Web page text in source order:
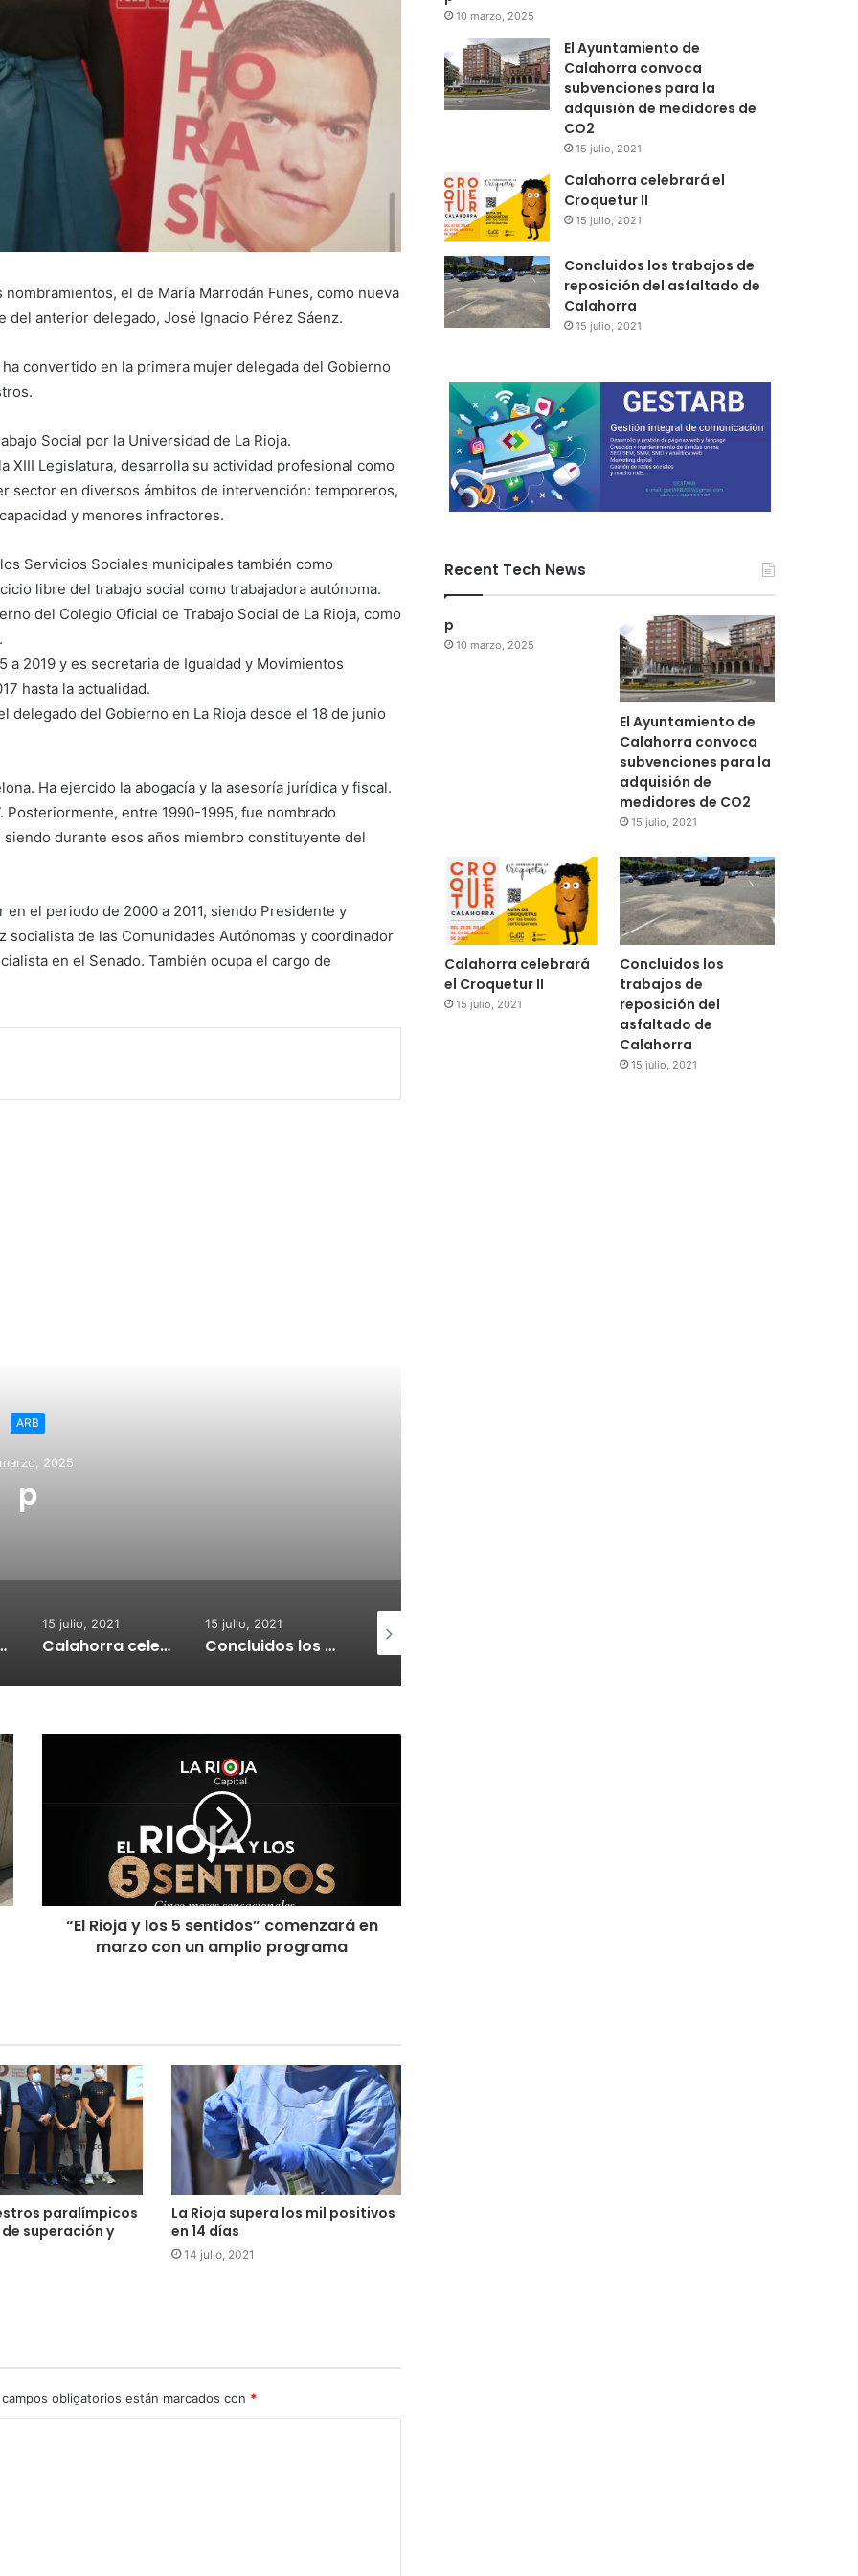
el de María Marrodán Funes, como nueva
del anterior delegado, José Ignacio Pérez Sáenz.
convertido en la primera mujer delegada del Gobierno
Social por la Universidad de La Rioja.
XIII Legislatura, desarrolla su actividad profesional como
sector en diversos ámbitos de intervención: temporeros,
y menores infractores.
Servicios Sociales municipales también como
libre del trabajo social como trabajadora autónoma.
del Colegio Oficial de Trabajo Social de La Rioja, como
a 2019 y es secretaria de Igualdad y Movimientos
hasta la actualidad.
delegado del Gobierno en La Rioja desde el 18 de junio
Ha ejercido la abogacía y la asesoría jurídica y fiscal.
entre 1990-1995, fue nombrado
durante esos años miembro constituyente del
el periodo de 2000 a 2011, siendo Presidente y
de las Comunidades Autónomas y coordinador
en el Senado. También ocupa el cargo de
ARB
2025
p
la adquisión de medidores de CO2
15 julio, 2021
Calahorra celebrará el Croquetur II
15 julio, 2021
Concluidos los trabajos de reposición del asfaltado de Calahorra
“El Rioja y los 5 sentidos” comenzará en
marzo con un amplio programa
paralímpicos
superación y
La Rioja supera los mil positivos
en 14 días
14 julio, 2021
campos obligatorios están marcados con *
10 marzo, 2025
El Ayuntamiento de
Calahorra convoca
subvenciones para la
adquisión de medidores de
CO2
15 julio, 2021
Calahorra celebrará el
Croquetur II
15 julio, 2021
Concluidos los trabajos de
reposición del asfaltado de
Calahorra
15 julio, 2021
Recent Tech News
p
10 marzo, 2025
El Ayuntamiento de
Calahorra convoca
subvenciones para la
adquisión de
medidores de CO2
15 julio, 2021
Calahorra celebrará
el Croquetur II
15 julio, 2021
Concluidos los
trabajos de
reposición del
asfaltado de
Calahorra
15 julio, 2021